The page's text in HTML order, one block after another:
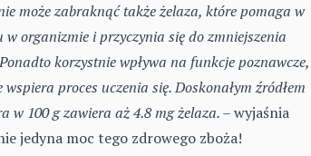
może zabraknąć takżeżelaza, które pomaga w
organizmie i przyczynia się do zmniejszenia
korzystnie wpływa na funkcje poznawcze,
proces uczenia się. Doskonałym źródłem
100 g zawiera aż 4.8 mg żelaza. –wyjaśnia
jedyna moc tego zdrowego zboża!